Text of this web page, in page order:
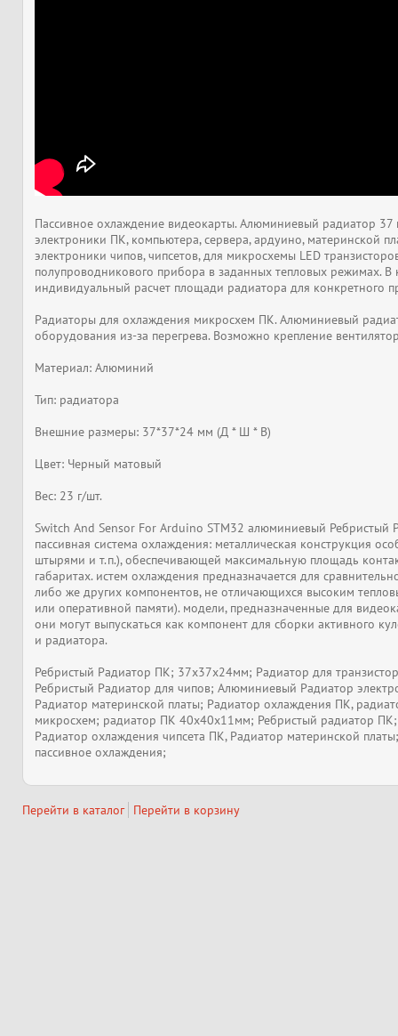
Пассивное охлаждение видеокарты. Алюминиевый радиатор
электроники ПК, компьютера, сервера, ардуино, материнской
электроники чипов, чипсетов, для микросхемы LED
полупроводникового прибора в заданных тепловых режимах.
индивидуальный расчет площади радиатора для конкретного
Радиаторы для охлаждения микросхем ПК. Алюминиевый
оборудования из-за перегрева. Возможно крепление
Материал: Алюминий
Тип: радиатора
Внешние размеры: 37*37*24 мм (Д * Ш * В)
Цвет: Черный матовый
Вес: 23 г/шт.
Switch And Sensor For Arduino STM32 алюминиевый Ребристый
пассивная система охлаждения: металлическая конструкция
штырями и т.п.), обеспечивающей максимальную площадь
габаритах. истем охлаждения предназначается для
либо же других компонентов, не отличающихся высоким
или оперативной памяти). модели, предназначенные для
они могут выпускаться как компонент для сборки активного
и радиатора.
Ребристый Радиатор ПК; 37x37x24мм; Радиатор для
Ребристый Радиатор для чипов; Алюминиевый Радиатор
Радиатор материнской платы; Радиатор охлаждения ПК,
микросхем; радиатор ПК 40x40x11мм; Ребристый радиатор
Радиатор охлаждения чипсета ПК, Радиатор материнской
пассивное охлаждения;
Перейти в каталог Перейти в корзину